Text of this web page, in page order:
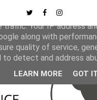
cookies from Google to
traffic. Your IP address
along with
quality of service,
detect and address
LEARN MORE GOT